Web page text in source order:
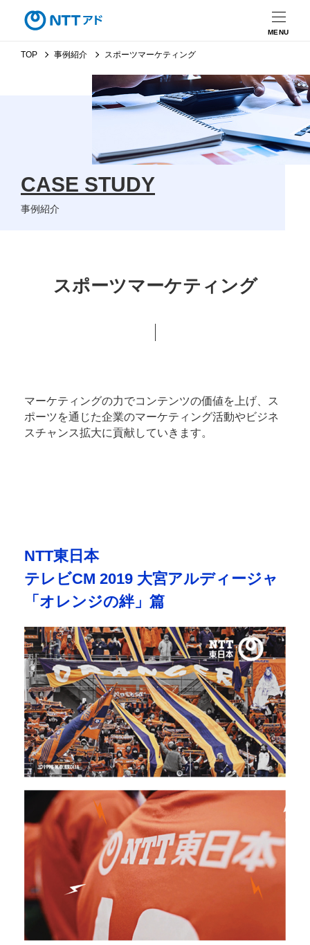
MENU
TOP 事例紹介 スポーツマーケティング
CASE STUDY
事例紹介
スポーツマーケティング
マーケティングの力でコンテンツの価値を上げ、ス
ポーツを通じた企業のマーケティング活動やビジネ
スチャンス拡大に貢献していきます。
NTT東日本
テレビCM 2019 大宮アルディージャ
「オレンジの絆」篇